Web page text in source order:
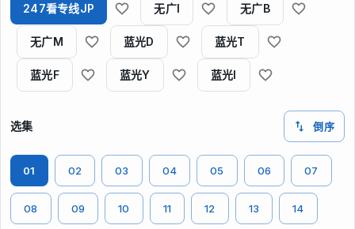
247看专线JP 无广I 无广B
无广M 蓝光D 蓝光T
蓝光F 蓝光Y 蓝光I
选集 倒序
01 02 03 04 05 06 07
08 09 10 11 12 13 14